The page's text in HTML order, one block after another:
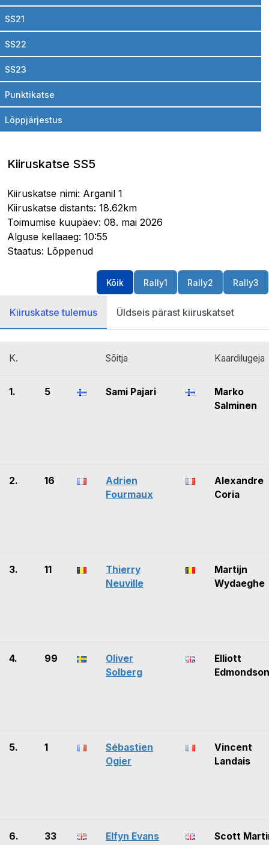
SS21
SS22
SS23
Punktikatse
Lõppjärjestus
Kiiruskatse SS5
Kiiruskatse nimi: Arganil 1
Kiiruskatse distants: 18.62km
Toimumise kuupäev: 08. mai 2026
Alguse kellaaeg: 10:55
Staatus: Lõppenud
Kõik Rally1 Rally2 Rally3
Kiiruskatse tulemus Üldseis pärast kiiruskatset
K. Sõitja Kaardilugeja
1. 5 Sami Pajari
Marko
Salminen
2. 16
Adrien
Fourmaux
Alexandre
Coria
3. 11
Thierry
Neuville
Martijn
Wydaeghe
4. 99
Oliver
Solberg
Elliott
Edmondson
5. 1
Sébastien
Ogier
Vincent
Landais
6. 33 Elfyn Evans Scott